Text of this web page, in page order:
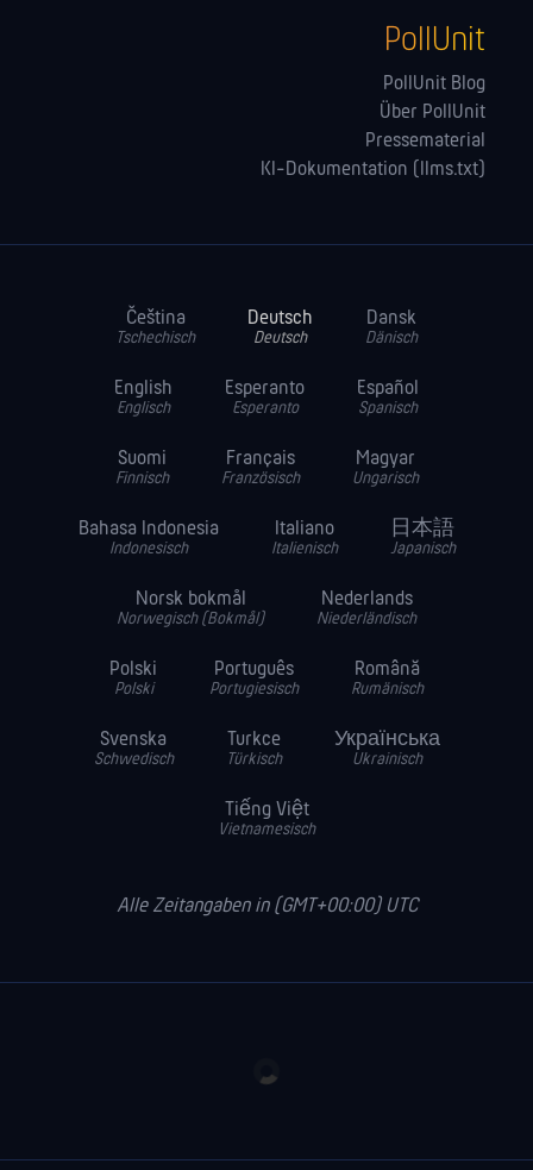
PollUnit
PollUnit Blog
Über PollUnit
Pressematerial
KI-Dokumentation (llms.txt)
Čeština
Tschechisch
Deutsch
Deutsch
Dansk
Dänisch
English
Englisch
Esperanto
Esperanto
Español
Spanisch
Suomi
Finnisch
Français
Französisch
Magyar
Ungarisch
Bahasa Indonesia
Indonesisch
Italiano
Italienisch
日本語
Japanisch
Norsk bokmål
Norwegisch (Bokmål)
Nederlands
Niederländisch
Polski
Polski
Português
Portugiesisch
Română
Rumänisch
Svenska
Schwedisch
Turkce
Türkisch
Українська
Ukrainisch
Tiếng Việt
Vietnamesisch
Alle Zeitangaben in (GMT+00:00) UTC